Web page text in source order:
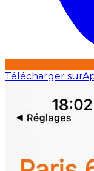
Télécharger sur